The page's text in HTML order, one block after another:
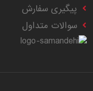
پیگیری سفارش
سوالات متداول